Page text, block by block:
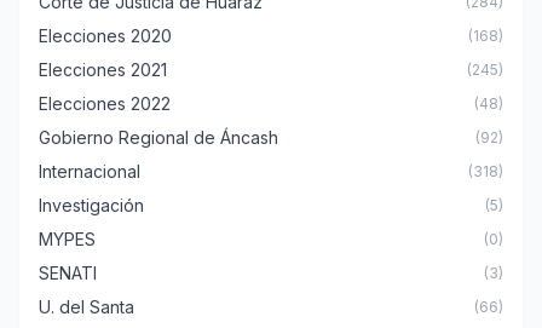
Elecciones 2020 (168)
Elecciones 2021 (245)
Elecciones 2022 (48)
Gobierno Regional de Áncash (92)
Internacional (318)
Investigación (5)
MYPES (0)
SENATI (3)
U. del Santa (66)